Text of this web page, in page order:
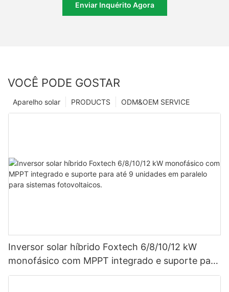
Enviar Inquérito Agora
VOCÊ PODE GOSTAR
ODM&OEM SERVICE
PRODUCTS
Aparelho solar
Inversor solar híbrido Foxtech 6/8/10/12 kW
monofásico com MPPT integrado e suporte para
até 9 unidades em paralelo para sistemas